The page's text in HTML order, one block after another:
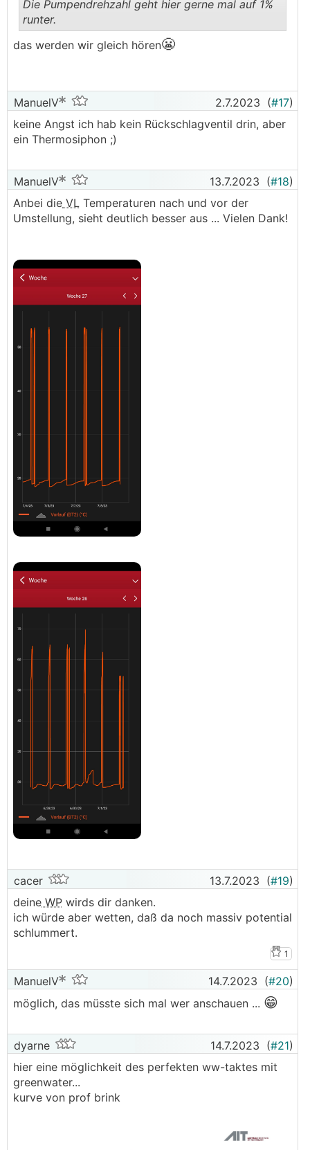
..
Die Pumpendrehzahl geht hier gerne mal auf 1%
runter.
das werden wir gleich hören😬
ManuelV 2.7.2023 (#17)
keine Angst ich hab kein Rückschlagventil drin, aber
ein Thermosiphon ;)
ManuelV 13.7.2023 (#18)
Anbei die VL Temperaturen nach und vor der
Umstellung, sieht deutlich besser aus ... Vielen Dank!
cacer 13.7.2023 (#19)
deine WP wirds dir danken.
ich würde aber wetten, daß da noch massiv potential
schlummert.
1
ManuelV 14.7.2023 (#20)
möglich, das müsste sich mal wer anschauen ... 😁
dyarne 14.7.2023 (#21)
hier eine möglichkeit des perfekten ww-taktes mit
greenwater...
kurve von prof brink